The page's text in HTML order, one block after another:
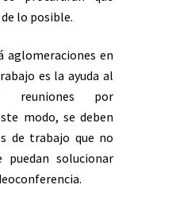
lo posible.
aglomeraciones en
es la ayuda al
reuniones por
modo, se deben
de trabajo que no
puedan solucionar